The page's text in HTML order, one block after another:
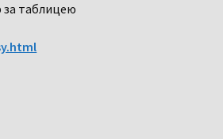
за таблицею